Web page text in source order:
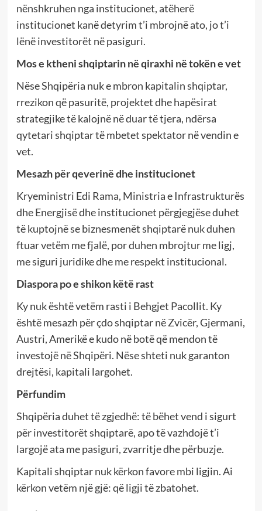
nënshkruhen nga institucionet, atëherë
institucionet kanë detyrim t’i mbrojnë ato, jo t’i
lënë investitorët në pasiguri.
Mos e ktheni shqiptarin në qiraxhi në tokën e vet
Nëse Shqipëria nuk e mbron kapitalin shqiptar,
rrezikon që pasuritë, projektet dhe hapësirat
strategjike të kalojnë në duar të tjera, ndërsa
qytetari shqiptar të mbetet spektator në vendin e
vet.
Mesazh për qeverinë dhe institucionet
Kryeministri Edi Rama, Ministria e Infrastrukturës
dhe Energjisë dhe institucionet përgjegjëse duhet
të kuptojnë se biznesmenët shqiptarë nuk duhen
ftuar vetëm me fjalë, por duhen mbrojtur me ligj,
me siguri juridike dhe me respekt institucional.
Diaspora po e shikon këtë rast
Ky nuk është vetëm rasti i Behgjet Pacollit. Ky
është mesazh për çdo shqiptar në Zvicër, Gjermani,
Austri, Amerikë e kudo në botë që mendon të
investojë në Shqipëri. Nëse shteti nuk garanton
drejtësi, kapitali largohet.
Përfundim
Shqipëria duhet të zgjedhë: të bëhet vend i sigurt
për investitorët shqiptarë, apo të vazhdojë t’i
largojë ata me pasiguri, zvarritje dhe përbuzje.
Kapitali shqiptar nuk kërkon favore mbi ligjin. Ai
kërkon vetëm një gjë: që ligji të zbatohet.